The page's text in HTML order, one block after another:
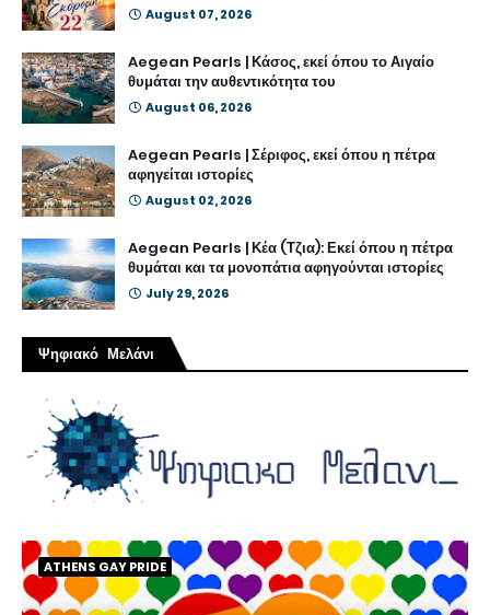
August 07, 2026
Aegean Pearls | Κάσος, εκεί όπου το Αιγαίο
θυμάται την αυθεντικότητα του
August 06, 2026
Aegean Pearls | Σέριφος, εκεί όπου η πέτρα
αφηγείται ιστορίες
August 02, 2026
Aegean Pearls | Κέα (Τζια): Εκεί όπου η πέτρα
θυμάται και τα μονοπάτια αφηγούνται ιστορίες
July 29, 2026
Ψηφιακό Μελάνι
ATHENS GAY PRIDE